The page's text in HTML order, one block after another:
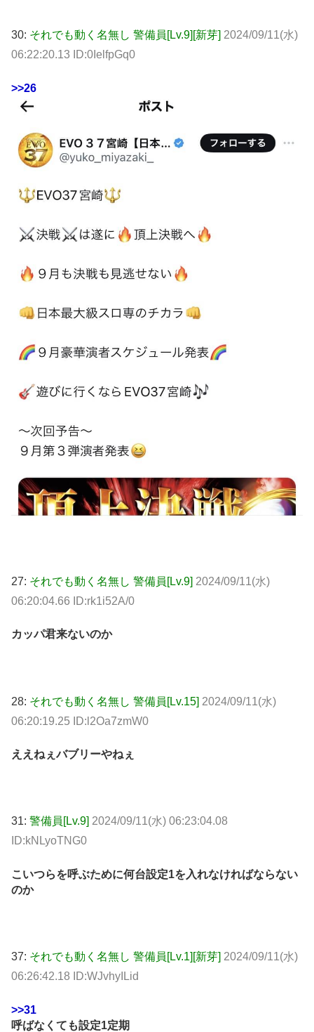
30: それでも動く名無し 警備員[Lv.9][新芽] 2024/09/11(水)
06:22:20.13 ID:0IelfpGq0
>>26
27: それでも動く名無し 警備員[Lv.9] 2024/09/11(水)
06:20:04.66 ID:rk1i52A/0
カッパ君来ないのか
28: それでも動く名無し 警備員[Lv.15] 2024/09/11(水)
06:20:19.25 ID:l2Oa7zmW0
ええねぇバブリーやねぇ
31: 警備員[Lv.9] 2024/09/11(水) 06:23:04.08
ID:kNLyoTNG0
こいつらを呼ぶために何台設定1を入れなければならない
のか
37: それでも動く名無し 警備員[Lv.1][新芽] 2024/09/11(水)
06:26:42.18 ID:WJvhyILid
>>31
呼ばなくても設定1定期